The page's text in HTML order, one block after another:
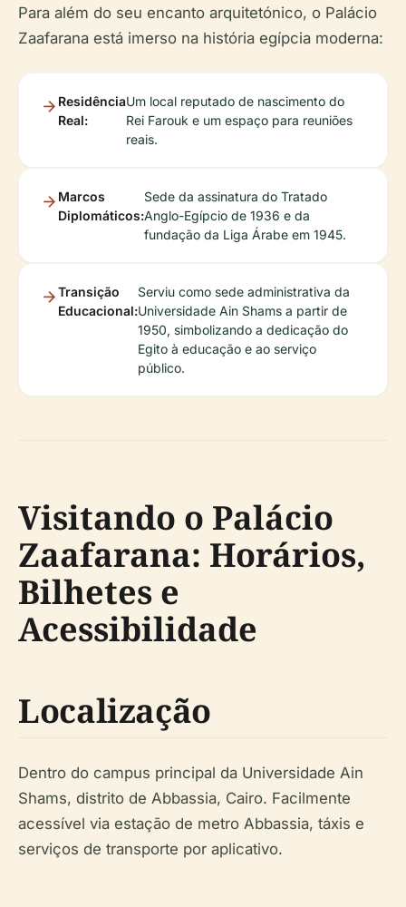
Para além do seu encanto arquitetónico, o Palácio
Zaafarana está imerso na história egípcia moderna:
Residência
Real:
Um local reputado de nascimento do
Rei Farouk e um espaço para reuniões
reais.
Marcos
Diplomáticos:
Sede da assinatura do Tratado
Anglo-Egípcio de 1936 e da
fundação da Liga Árabe em 1945.
Transição
Educacional:
Serviu como sede administrativa da
Universidade Ain Shams a partir de
1950, simbolizando a dedicação do
Egito à educação e ao serviço
público.
Visitando o Palácio
Zaafarana: Horários,
Bilhetes e
Acessibilidade
Localização
Dentro do campus principal da Universidade Ain
Shams, distrito de Abbassia, Cairo. Facilmente
acessível via estação de metro Abbassia, táxis e
serviços de transporte por aplicativo.